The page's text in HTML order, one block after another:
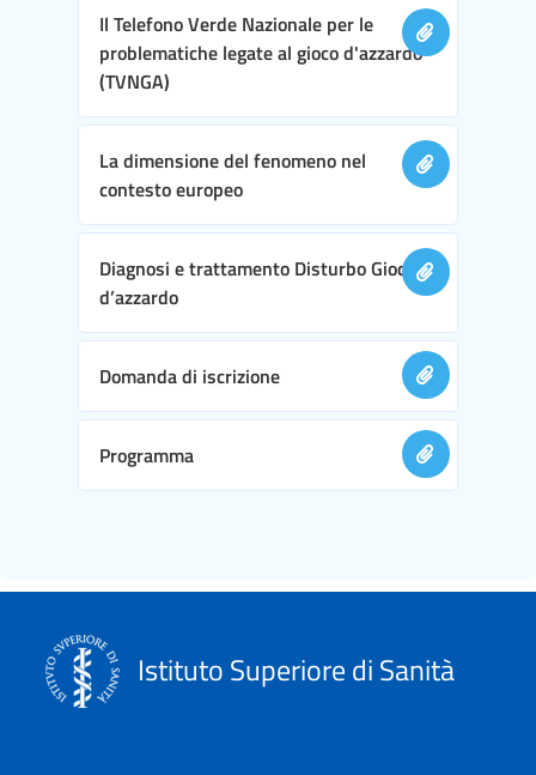
Il Telefono Verde Nazionale per le
problematiche legate al gioco d'azzardo
(TVNGA)
La dimensione del fenomeno nel
contesto europeo
Diagnosi e trattamento Disturbo Gioco
d’azzardo
Domanda di iscrizione
Programma
Istituto Superiore di Sanità